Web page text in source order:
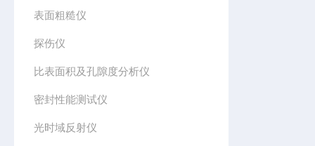
表面粗糙仪
探伤仪
比表面积及孔隙度分析仪
密封性能测试仪
光时域反射仪